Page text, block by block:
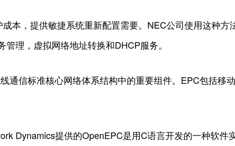
本，提供敏捷系统重新配置需要。NEC公司使用这种方
理，虚拟网络地址转换和DHCP服务。
通信标准核心网络体系结构中的重要组件。EPC包括移
Dynamics提供的OpenEPC是用C语言开发的一种软件